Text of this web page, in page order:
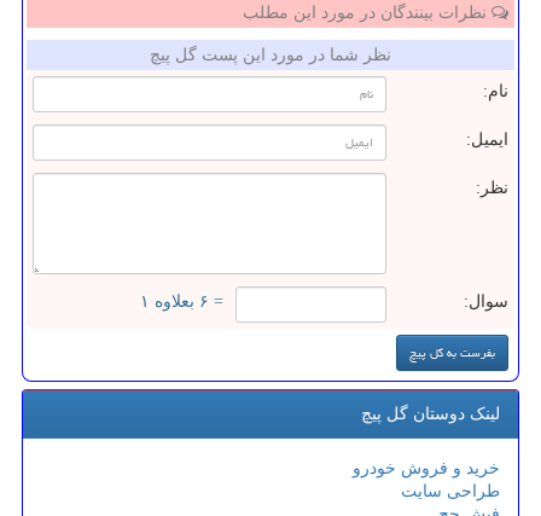
نظرات بینندگان در مورد این مطلب
نظر شما در مورد این پست گل پیچ
نام:
ایمیل:
نظر:
سوال: = ۶ بعلاوه ۱
لینک دوستان گل پیچ
خرید و فروش خودرو
طراحی سایت